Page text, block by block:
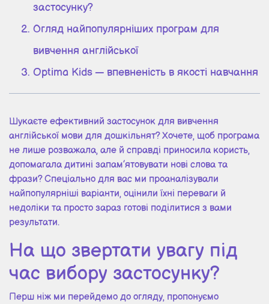
застосунку?
Огляд найпопулярніших програм для
вивчення англійської
Optima Kids — впевненість в якості навчання
Шукаєте ефективний застосунок для вивчення
англійської мови для дошкільнят? Хочете, щоб програма
не лише розважала, але й справді приносила користь,
допомагала дитині запам’ятовувати нові слова та
фрази? Спеціально для вас ми проаналізували
найпопулярніші варіанти, оцінили їхні переваги й
недоліки та просто зараз готові поділитися з вами
результати.
На що звертати увагу під
час вибору застосунку?
Перш ніж ми перейдемо до огляду, пропонуємо